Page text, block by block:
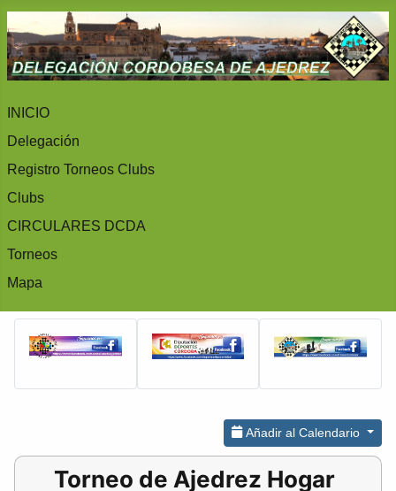
INICIO
Delegación
Registro Torneos Clubs
Clubs
CIRCULARES DCDA
Torneos
Mapa
Añadir al Calendario
Torneo de Ajedrez Hogar